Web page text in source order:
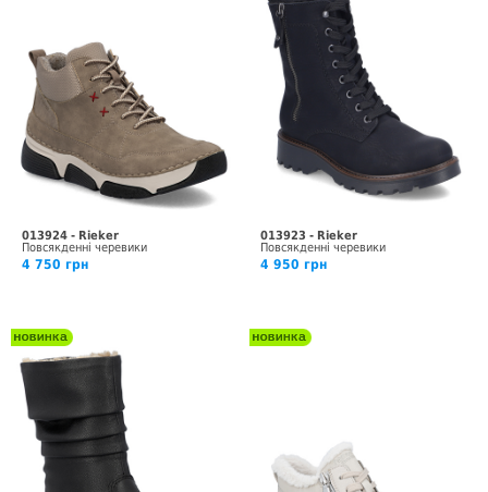
013924 - Rieker
Повсякденні черевики
4 750 грн
013923 - Rieker
Повсякденні черевики
4 950 грн